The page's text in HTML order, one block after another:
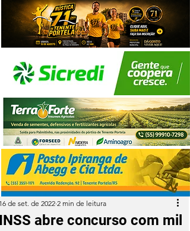
abre concurso com mil
de set. de 2022 2 min de leitura